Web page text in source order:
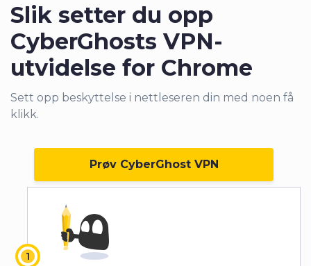
Slik setter du opp
CyberGhosts VPN-
utvidelse for Chrome
Sett opp beskyttelse i nettleseren din med noen få
klikk.
Prøv CyberGhost VPN